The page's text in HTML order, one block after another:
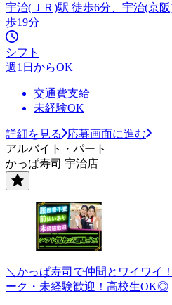
宇治(ＪＲ)駅 徒歩6分、宇治(京
歩19分
シフト
週1日からOK
交通費支給
未経験OK
詳細を見る
応募画面に進む
アルバイト・パート
かっぱ寿司 宇治店
＼かっぱ寿司で仲間とワイワイ
ーク・未経験歓迎！高校生OK◎